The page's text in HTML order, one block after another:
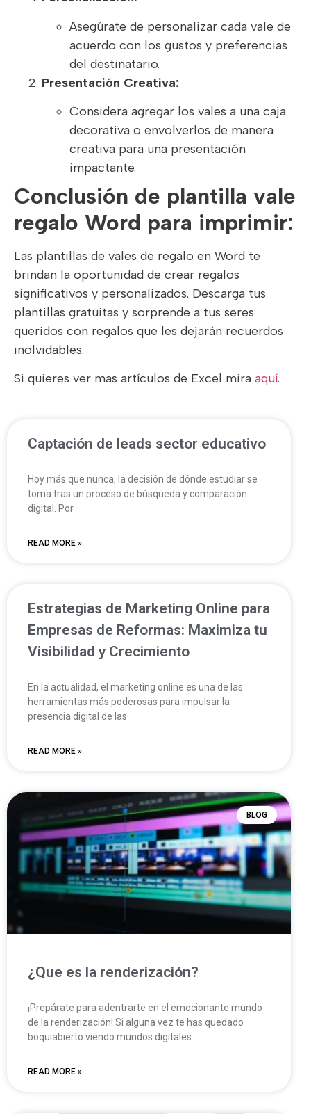
Asegúrate de personalizar cada vale de
acuerdo con los gustos y preferencias
del destinatario.
Presentación Creativa:
Considera agregar los vales a una caja
decorativa o envolverlos de manera
creativa para una presentación
impactante.
Conclusión de plantilla vale
regalo Word para imprimir:
Las plantillas de vales de regalo en Word te
brindan la oportunidad de crear regalos
significativos y personalizados. Descarga tus
plantillas gratuitas y sorprende a tus seres
queridos con regalos que les dejarán recuerdos
inolvidables.
Si quieres ver mas artículos de Excel mira aquí.
Captación de leads sector educativo
Hoy más que nunca, la decisión de dónde estudiar se
toma tras un proceso de búsqueda y comparación
digital. Por
READ MORE »
Estrategias de Marketing Online para
Empresas de Reformas: Maximiza tu
Visibilidad y Crecimiento
En la actualidad, el marketing online es una de las
herramientas más poderosas para impulsar la
presencia digital de las
READ MORE »
BLOG
¿Que es la renderización?
¡Prepárate para adentrarte en el emocionante mundo
de la renderización! Si alguna vez te has quedado
boquiabierto viendo mundos digitales
READ MORE »